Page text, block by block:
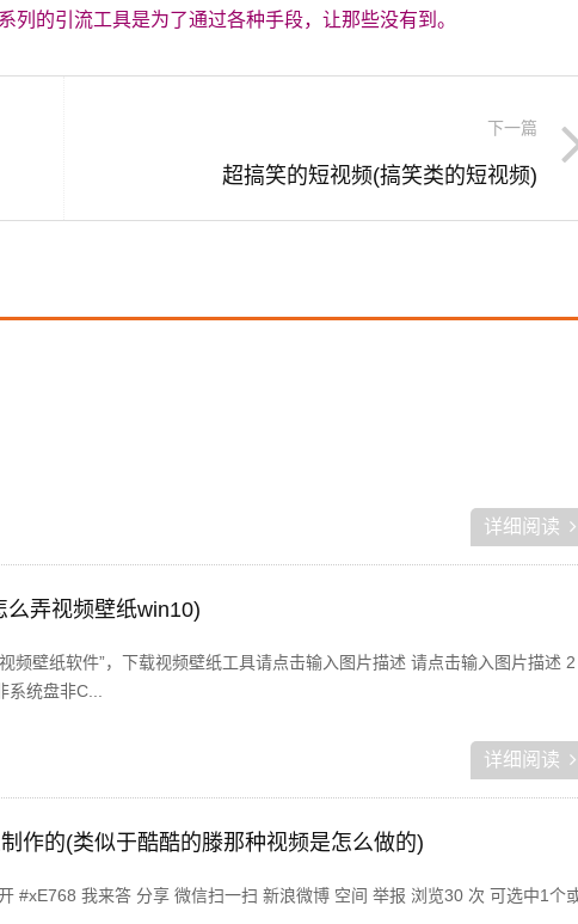
的引流工具是为了通过各种手段，让那些没有到。
下一篇
超搞笑的短视频(搞笑类的短视频)
详细阅读
么弄视频壁纸win10)
频壁纸软件”，下载视频壁纸工具请点击输入图片描述 请点击输入图片描述 2
统盘非C...
详细阅读
作的(类似于酷酷的滕那种视频是怎么做的)
#xE768 我来答 分享 微信扫一扫 新浪微博 空间 举报 浏览30 次 可选中1个